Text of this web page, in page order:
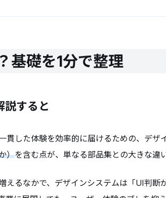
基礎を1分で整理
説すると
した体験を効率的に届けるための、デ
）を含む点が、単なる部品集との大きな違い
えるなかで、デザインシステムは「UI判